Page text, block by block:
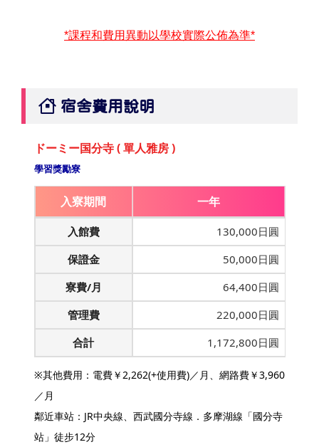
*課程和費用異動以學校實際公佈為準*
宿舍費用說明
ドーミー国分寺 ( 單人雅房 )
學習獎勵寮
入寮期間 一年
入館費
130,000日圓
保證金
50,000日圓
寮費/月
64,400日圓
管理費
220,000日圓
合計
1,172,800日圓
※其他費用：電費￥2,262(+使用費)／月、網路費￥3,960
／月
鄰近車站：JR中央線、西武國分寺線．多摩湖線「國分寺
站」徒步12分